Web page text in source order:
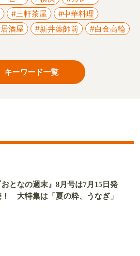
#三軒茶屋
#中華料理
酒屋 #新井薬師前
#白金高輪
キーワード一覧
おとなの週末』8月号は7月15日発
！ 大特集は「夏の粋、うなぎ」